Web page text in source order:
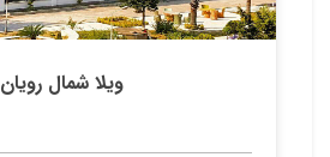
ویلا شمال رویان